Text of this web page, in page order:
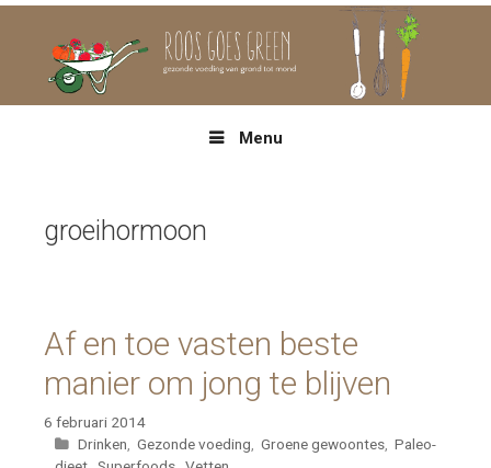
Menu
groeihormoon
Af en toe vasten beste
manier om jong te blijven
6 februari 2014
Categorieën
Drinken, Gezonde voeding, Groene gewoontes, Paleo-